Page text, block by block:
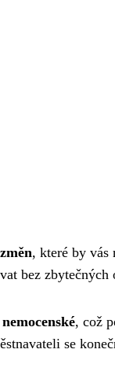
, které by
bez zbytečných
, což
se